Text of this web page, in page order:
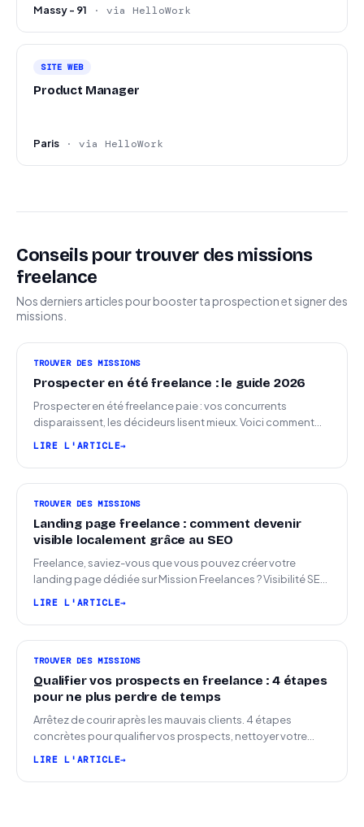
Massy - 91 · via HelloWork
SITE WEB
Product Manager
Paris · via HelloWork
Conseils pour trouver des missions
freelance
Nos derniers articles pour booster ta prospection et signer des
missions.
TROUVER DES MISSIONS
Prospecter en été freelance : le guide 2026
Prospecter en été freelance paie : vos concurrents
disparaissent, les décideurs lisent mieux. Voici comment
LIRE L'ARTICLE
TROUVER DES MISSIONS
Landing page freelance : comment devenir
visible localement grâce au SEO
Freelance, saviez-vous que vous pouvez créer votre
landing page dédiée sur Mission Freelances ? Visibilité SEO
LIRE L'ARTICLE
TROUVER DES MISSIONS
Qualifier vos prospects en freelance : 4 étapes
pour ne plus perdre de temps
Arrêtez de courir après les mauvais clients. 4 étapes
concrètes pour qualifier vos prospects, nettoyer votre
LIRE L'ARTICLE